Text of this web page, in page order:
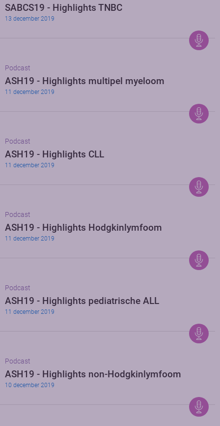
SABCS19 - Highlights TNBC
13 december 2019
Podcast
ASH19 - Highlights multipel myeloom
11 december 2019
Podcast
ASH19 - Highlights CLL
11 december 2019
Podcast
ASH19 - Highlights Hodgkinlymfoom
11 december 2019
Podcast
ASH19 - Highlights pediatrische ALL
11 december 2019
Podcast
ASH19 - Highlights non-Hodgkinlymfoom
10 december 2019